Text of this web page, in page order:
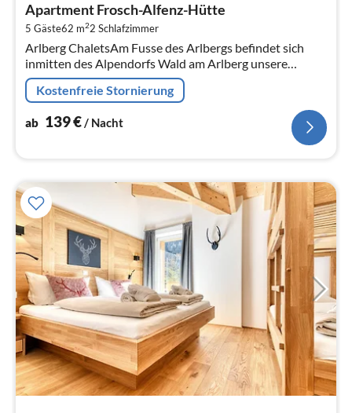
Apartment Frosch-Alfenz-Hütte
5 Gäste62 m22 Schlafzimmer
Arlberg ChaletsAm Fusse des Arlbergs befindet sich
inmitten des Alpendorfs Wald am Arlberg unsere
Anlage  die Arlberg Chalets! Bei uns wird Urlaub neu
definiert!
Kostenfreie Stornierung
ab 139€/ Nacht